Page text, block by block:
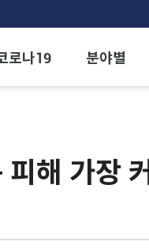
로나19 분야별
해 가장 커